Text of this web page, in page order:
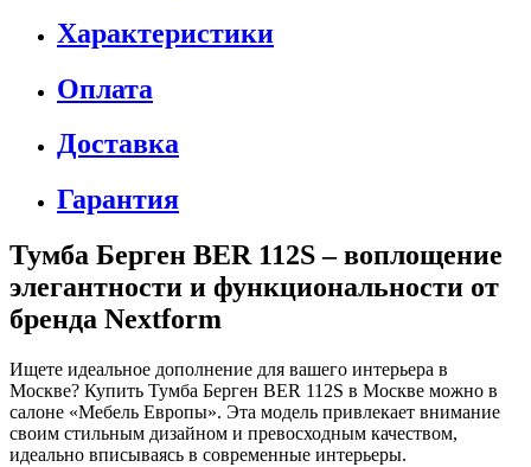
Характеристики
Оплата
Доставка
Гарантия
Тумба Берген BER 112S – воплощение
элегантности и функциональности от
бренда Nextform
Ищете идеальное дополнение для вашего интерьера в
Москве? Купить Тумба Берген BER 112S в Москве можно в
салоне «Мебель Европы». Эта модель привлекает внимание
своим стильным дизайном и превосходным качеством,
идеально вписываясь в современные интерьеры.